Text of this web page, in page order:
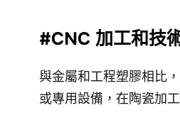
#CNC 加工和技
與金屬和工程塑膠相比
或專用設備，在陶瓷加